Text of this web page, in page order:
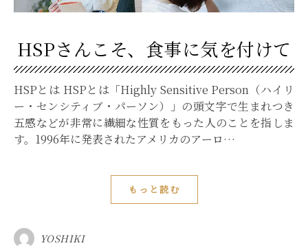
HSPさんこそ、食事に気を付けて
HSPとは HSPとは「Highly Sensitive Person（ハイリ
ー・センシティブ・パーソン）」の頭文字で生まれつき
五感などが非常に繊細な性質をもった人のことを指しま
す。1996年に発表されたアメリカのアーロ…
もっと読む
YOSHIKI